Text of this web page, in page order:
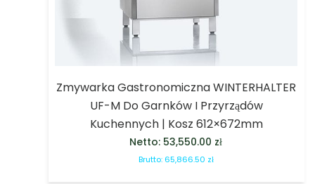
Zmywarka Gastronomiczna WINTERHALTER
UF-M Do Garnków I Przyrządów
Kuchennych | Kosz 612×672mm
Netto: 53,550.00 zł
Brutto: 65,866.50 zł